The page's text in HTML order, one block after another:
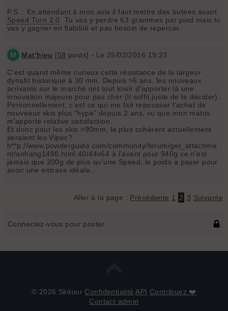
P.S. : En attendant à mon avis il faut mettre des butées avant
Speed Turn 2.0
. Tu vas y perdre 63 grammes par pied mais tu
vas y gagner en fiabilité et pas besoin de repercer.
M Mat'hieu [58 posts] - Le 25/02/2016 19:23
C'est quand même curieux cette résistance de la largeur
dynafit historique à 30 mm. Depuis >5 ans, les nouveaux
arrivants sur le marché ont tout loisir d'apporter là une
innovation majeure pour pas cher (il suffit juste de le décider).
Personnellement, c'est ce qui me fait repousser l'achat de
nouveaux skis plus "hype" depuis 2 ans, vu que mon matos
m'apporte relative satisfaction.
Et donc pour les skis >90mm, le plus cohérent actuellement
seraient les Vipec?
h**p://www.powderguide.com/community/forum/get_attachme
nt/anhang1488.html 40/44x64 à l'avant pour 940g ce n'est
jamais que 200g de plus qu'une Speed, le poids à payer pour
avoir une entraxe idéale...
Aller à la page : Précédente 1 2 3 Suivante
Connectez-vous pour poster
© 2026 Skitour Confidentialité API Contribuez ❤️
Contact admin